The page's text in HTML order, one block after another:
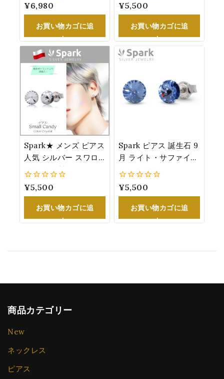
女性 プレゼント
K1122SS39AP
0
5
¥6,980
お買い物カゴに追
加
シルバー
0
5
¥5,500
お買い物カゴに追
加
Spark★ メンズ ピアス
人気 シルバー スワロ
フスキー 製 クリスタ
石：ダイヤモンド カラ
ー 誕生日 プレゼント
男性
0
5
¥5,500
お買い物カゴに追
加
Spark ピアス 誕生石 9
月 ライト・サファイア
カラー スワロフスキー
ー 6.2mm
K1122SS29LS
0
5
¥5,500
お買い物カゴに追
加
商品カテゴリー
New
ネックレス
ピアス